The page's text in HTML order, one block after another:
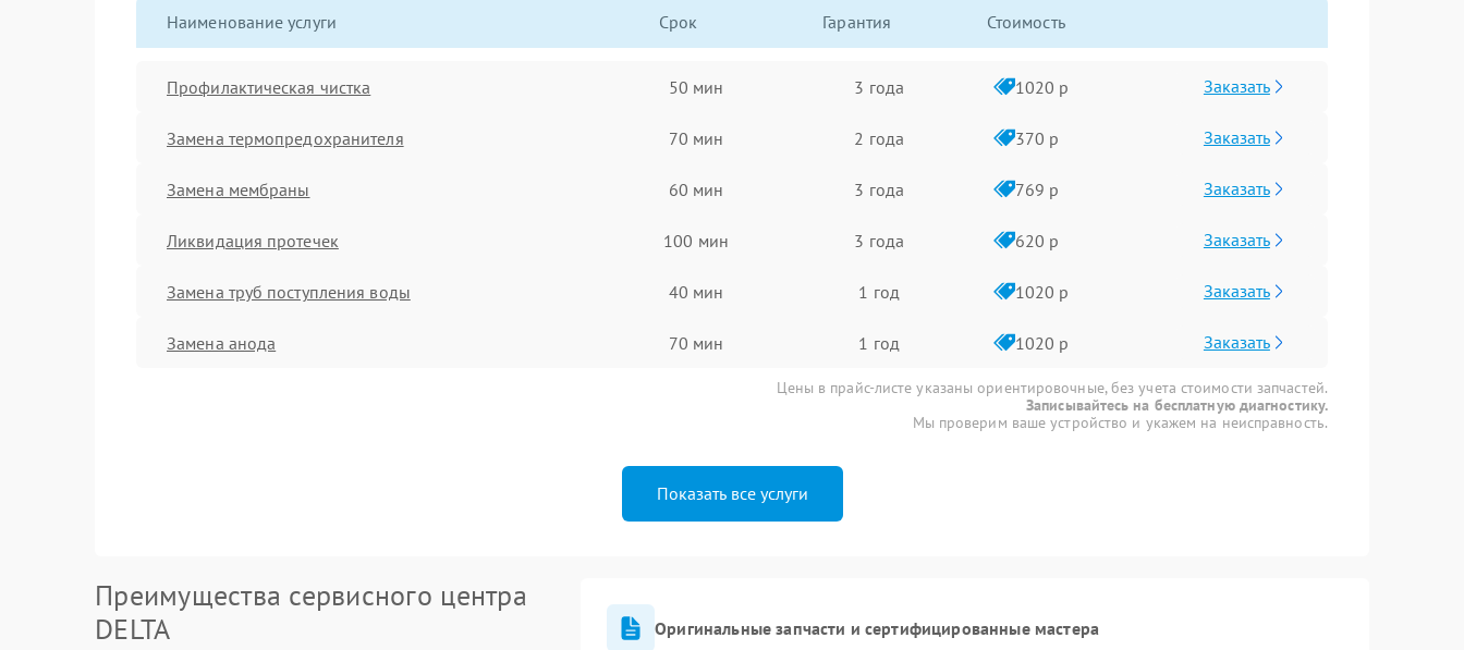
Наименование услуги Срок Гарантия Стоимость
Профилактическая чистка 50 мин 3 года 1020 р Заказать
Замена термопредохранителя 70 мин 2 года 370 р Заказать
Замена мембраны 60 мин 3 года 769 р Заказать
Ликвидация протечек 100 мин 3 года 620 р Заказать
Замена труб поступления воды 40 мин 1 год 1020 р Заказать
Замена анода 70 мин 1 год 1020 р Заказать
Цены в прайс-листе указаны ориентировочные, без учета стоимости запчастей.
Записывайтесь на бесплатную диагностику.
Мы проверим ваше устройство и укажем на неисправность.
Показать все услуги
Преимущества сервисного центра
DELTA
Оригинальные запчасти и сертифицированные мастера